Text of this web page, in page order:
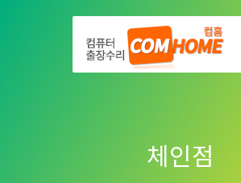
출장서비스안내
체인점